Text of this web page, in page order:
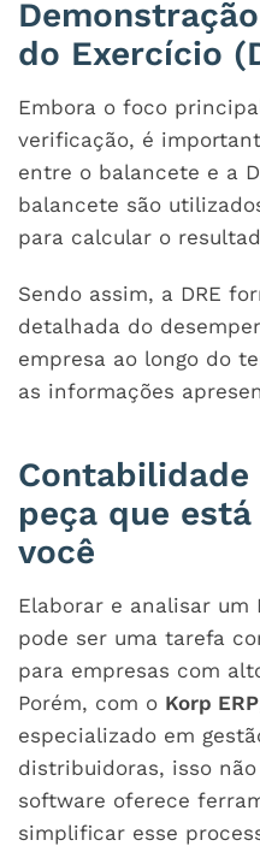
do Exercício
Embora o foco
verificação, é
entre o balancete e a
balancete são
para calcular o
Sendo assim, a DRE
detalhada do
empresa ao longo do
as informações
peça que
você
Elaborar e analisar um
pode ser uma tarefa
para empresas com
Porém, com o Korp ERP
especializado em
distribuidoras, isso
software oferece
simplificar esse